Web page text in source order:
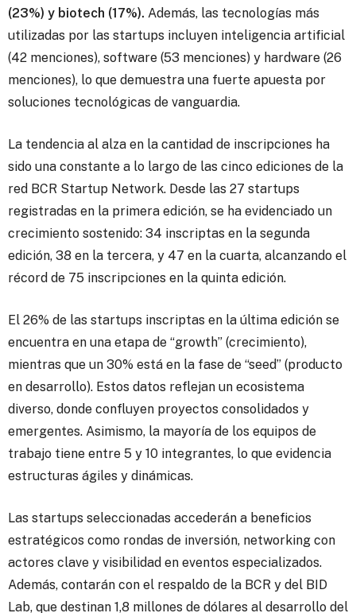
(23%) y biotech (17%). Además, las tecnologías más
utilizadas por las startups incluyen inteligencia artificial
(42 menciones), software (53 menciones) y hardware (26
menciones), lo que demuestra una fuerte apuesta por
soluciones tecnológicas de vanguardia.
La tendencia al alza en la cantidad de inscripciones ha
sido una constante a lo largo de las cinco ediciones de la
red BCR Startup Network. Desde las 27 startups
registradas en la primera edición, se ha evidenciado un
crecimiento sostenido: 34 inscriptas en la segunda
edición, 38 en la tercera, y 47 en la cuarta, alcanzando el
récord de 75 inscripciones en la quinta edición.
El 26% de las startups inscriptas en la última edición se
encuentra en una etapa de “growth” (crecimiento),
mientras que un 30% está en la fase de “seed” (producto
en desarrollo). Estos datos reflejan un ecosistema
diverso, donde confluyen proyectos consolidados y
emergentes. Asimismo, la mayoría de los equipos de
trabajo tiene entre 5 y 10 integrantes, lo que evidencia
estructuras ágiles y dinámicas.
Las startups seleccionadas accederán a beneficios
estratégicos como rondas de inversión, networking con
actores clave y visibilidad en eventos especializados.
Además, contarán con el respaldo de la BCR y del BID
Lab, que destinan 1,8 millones de dólares al desarrollo del